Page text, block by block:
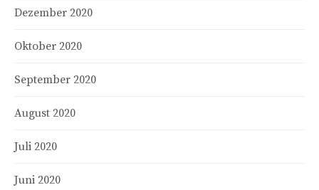
Dezember 2020
Oktober 2020
September 2020
August 2020
Juli 2020
Juni 2020